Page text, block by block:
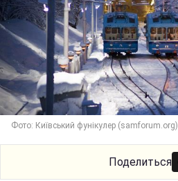
Фото: Київський фунікулер (samforum.org)
Поделиться